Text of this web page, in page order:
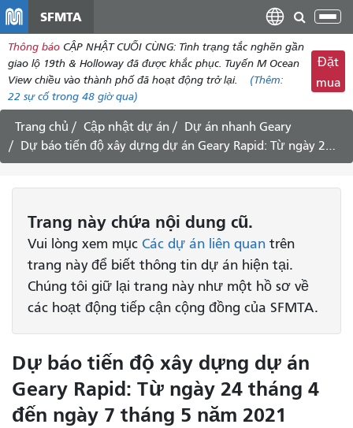
dung
SFMTA
Thông báo CẬP NHẬT CUỐI CÙNG: Tình trạng tắc nghẽn gần
giao lộ 19th & Holloway đã được khắc phục. Tuyến M Ocean
View chiều vào thành phố đã hoạt động trở lại.
(Thêm:
22 sự cố trong 48 giờ qua)
Đặt
mua
Trang chủ Cập nhật dự án
Dự án nhanh Geary
Dự báo tiến độ xây dựng dự án Geary Rapid: Từ ngày 24 tháng 4 đến ngày 7 tháng 5 năm 2021
Trang này chứa nội dung cũ.
Vui lòng xem mục Các dự án liên quan trên
trang này để biết thông tin dự án hiện tại.
Chúng tôi giữ lại trang này như một hồ sơ về
các hoạt động tiếp cận cộng đồng của SFMTA.
Dự báo tiến độ xây dựng dự án
Geary Rapid: Từ ngày 24 tháng 4
đến ngày 7 tháng 5 năm 2021